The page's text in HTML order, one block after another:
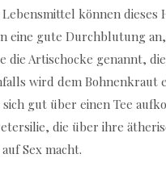
Lebensmittel können
eine gute Durchblutung
die Artischocke genannt,
wird dem Bohnenkraut
sich gut über einen Tee
die über ihre
Sex macht.